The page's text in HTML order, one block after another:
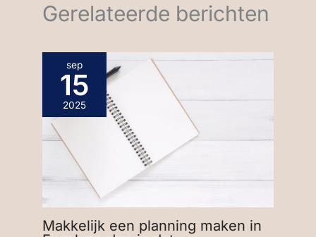
Gerelateerde berichten
sep
15
2025
Makkelijk een planning maken in